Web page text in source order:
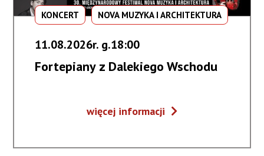
KONCERT NOVA MUZYKA I ARCHITEKTURA
11.08.2026r. g.18:00
Fortepiany z Dalekiego Wschodu
więcej informacji
Fortepiany
Wschodu